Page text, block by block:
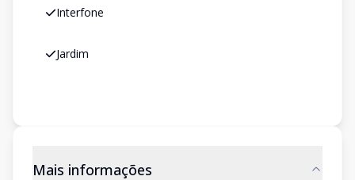
Interfone
Jardim
Mais informações